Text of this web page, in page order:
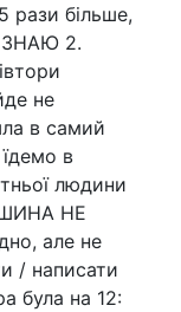
рази більше,
ЗНАЮ 2.
не
в самий
в
людини
НЕ
але не
/ написати
була на 12: